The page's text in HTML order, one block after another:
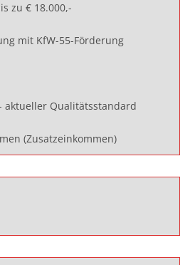
zu € 18.000,-
mit KfW-55-Förderung
aktueller Qualitätsstandard
(Zusatzeinkommen)